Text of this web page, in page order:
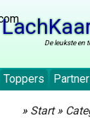
De leukste en
Toppers
» Start»